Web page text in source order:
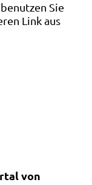
Sie
Link aus
von